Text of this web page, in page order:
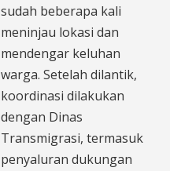
sudah beberapa kali
meninjau lokasi dan
mendengar keluhan
warga. Setelah dilantik,
koordinasi dilakukan
dengan Dinas
Transmigrasi, termasuk
penyaluran dukungan